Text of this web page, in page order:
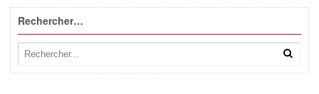
Rechercher…